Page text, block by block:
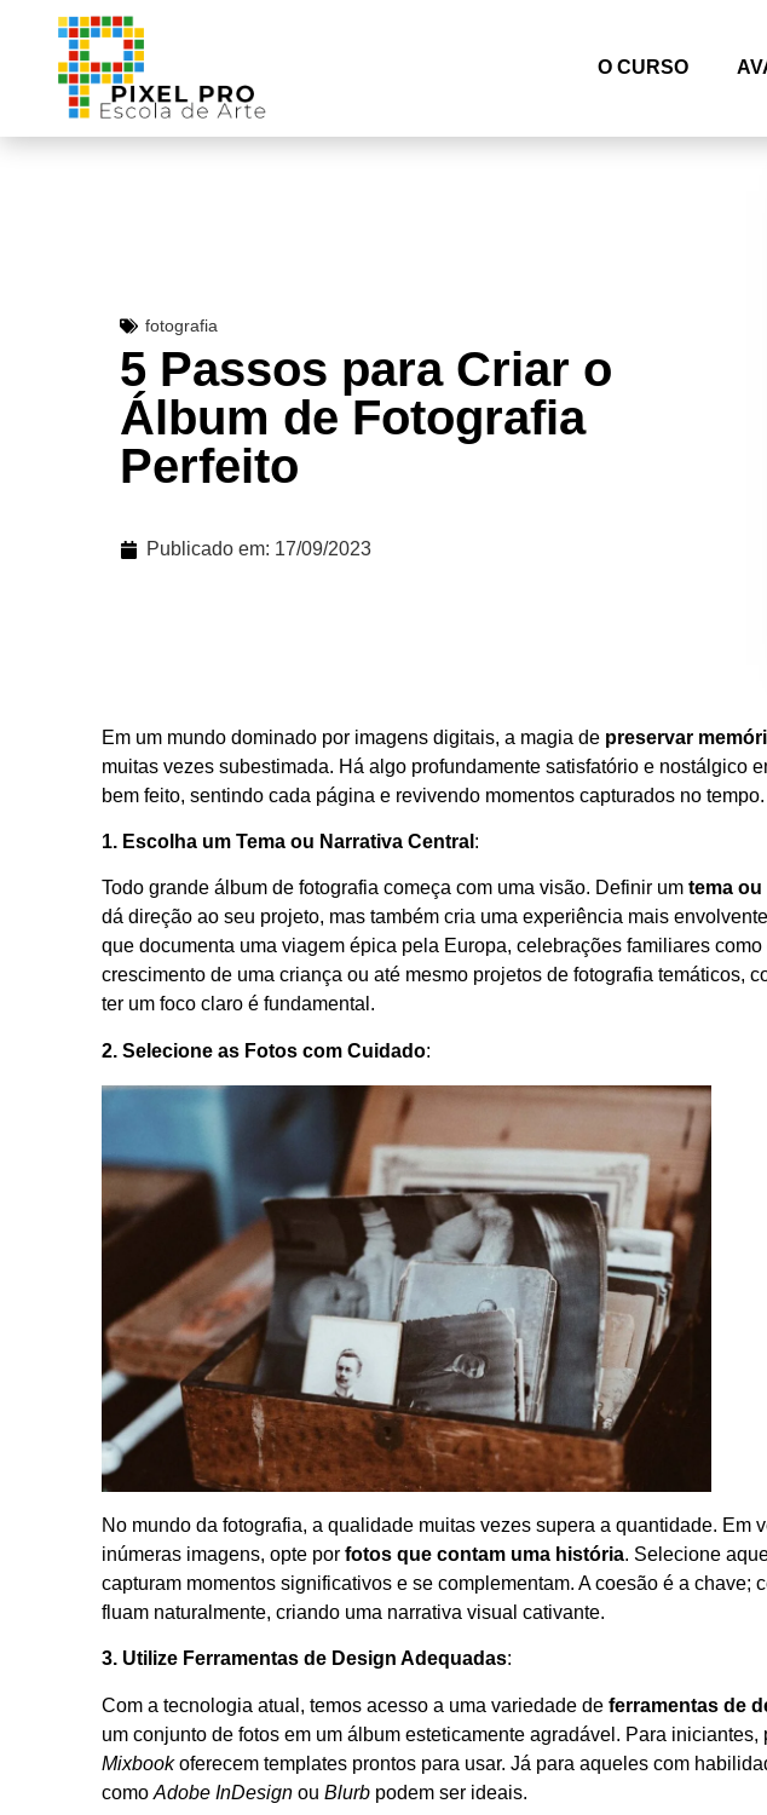
O CURSO
fotografia
5 Passos para Criar o
Álbum de Fotografia
Perfeito
Publicado em: 17/09/2023
Em um mundo dominado por imagens digitais, a magia de preservar
muitas vezes subestimada. Há algo profundamente satisfatório e nostálgico
bem feito, sentindo cada página e revivendo momentos capturados no tempo.
1. Escolha um Tema ou Narrativa Central :
Todo grande álbum de fotografia começa com uma visão. Definir um tema ou
dá direção ao seu projeto, mas também cria uma experiência mais
que documenta uma viagem épica pela Europa, celebrações familiares
crescimento de uma criança ou até mesmo projetos de fotografia temáticos,
ter um foco claro é fundamental.
2. Selecione as Fotos com Cuidado:
No mundo da fotografia, a qualidade muitas vezes supera a quantidade. Em
inúmeras imagens, opte por fotos que contam uma história. Selecione
capturam momentos significativos e se complementam. A coesão é a chave;
fluam naturalmente, criando uma narrativa visual cativante.
3. Utilize Ferramentas de Design Adequadas:
Com a tecnologia atual, temos acesso a uma variedade de ferramentas de
um conjunto de fotos em um álbum esteticamente agradável. Para iniciantes,
Mixbookoferecem templates prontos para usar. Já para aqueles com
como Adobe InDesign ou Blurb podem ser ideais.